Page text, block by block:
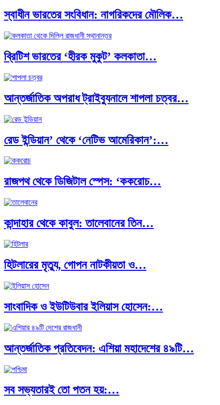
বিশেষ ইন-ডেপ্থ রিপোর্ট: ক্রীড়া উৎসবে…
ভারত মহাসাগরের অশ্রু: শ্রীলঙ্কার ২৬…
ক্রূরতা ও ধ্বংসের মহাকাব্য: পৃথিবীর…
ব্রাজিল ও আর্জেন্টিনার কালো অধ্যায়:…
পূর্ব ইউরোপ বনাম তুরস্ক: শত…
পৃথিবীতে বর্তমানে মোট দেশের সংখ্যা…
এশিয়ান সেঞ্চুরির দ্বৈরথ: চীন-ভারতের বৈশ্বিক…
পাকিস্তান, চীন ও বাংলাদেশ: তিন…
আমেরিকা সারা দুনিয়ায় গণতন্ত্রের গান…
স্বাধীন ভারতের সংবিধান: নাগরিকদের মৌলিক…
ব্রিটিশ ভারতের ‘হীরক মুকুট’ কলকাতা…
আন্তর্জাতিক অপরাধ ট্রাইব্যুনালে শাপলা চত্বর…
রেড ইন্ডিয়ান’ থেকে ‘নেটিভ আমেরিকান’:…
রাজপথ থেকে ডিজিটাল স্পেস: ‘ককরোচ…
কান্দাহার থেকে কাবুল: তালেবানের তিন…
হিটলারের মৃত্যু, গোপন নাটকীয়তা ও…
সাংবাদিক ও ইউটিউবার ইলিয়াস হোসেন:…
আন্তর্জাতিক প্রতিবেদন: এশিয়া মহাদেশের ৪৯টি…
সব সভ্যতারই তো পতন হয়:…